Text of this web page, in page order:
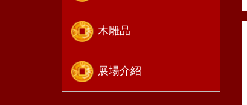
木雕品
展場介紹